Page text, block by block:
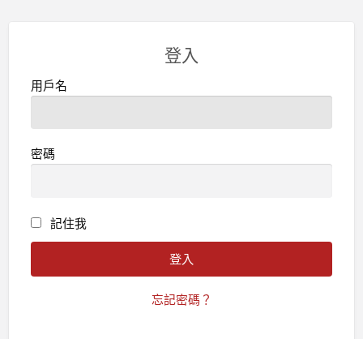
登入
用戶名
密碼
記住我
忘記密碼？